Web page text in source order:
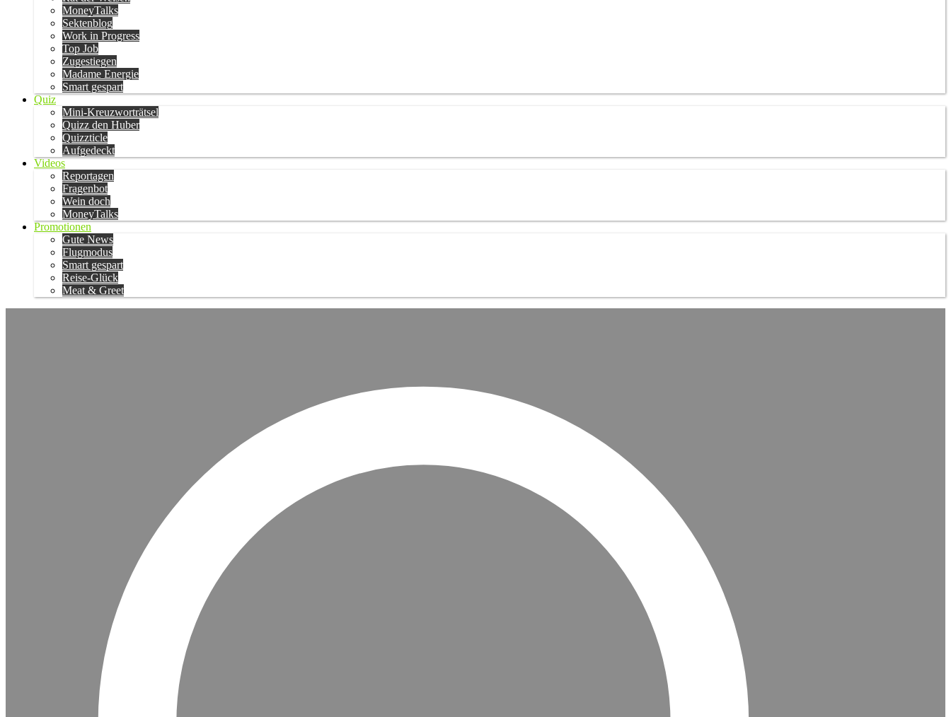
MoneyTalks
Sektenblog
Work in Progress
Top Job
Zugestiegen
Madame Energie
Smart gespart
Quiz
Mini-Kreuzworträtsel
Quizz den Huber
Quizzticle
Aufgedeckt
Videos
Reportagen
Fragenbot
Wein doch
MoneyTalks
Promotionen
Gute News
Flugmodus
Smart gespart
Reise-Glück
Meat & Greet